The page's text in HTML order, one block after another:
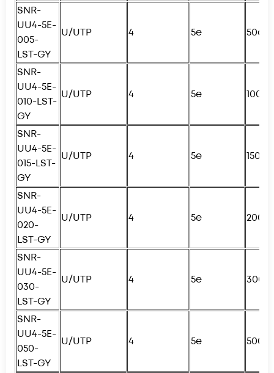
SNR-
UU4-5E-
005-
LST-GY
U/UTP 4 5e 50см
SNR-
UU4-5E-
010-LST-
GY
U/UTP 4 5e
SNR-
UU4-5E-
015-LST-
GY
U/UTP 4 5e 150см
SNR-
UU4-5E-
020-
LST-GY
U/UTP 4 5e
SNR-
UU4-5E-
030-
LST-GY
U/UTP 4 5e
SNR-
UU4-5E-
050-
LST-GY
U/UTP 4 5e